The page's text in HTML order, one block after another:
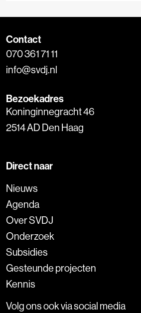
Contact
070 361 71 11
info@svdj.nl
Bezoekadres
Koninginnegracht 46
2514 AD Den Haag
Direct naar
Nieuws
Agenda
Over SVDJ
Onderzoek
Subsidies
Gesteunde projecten
Kennis
Volg ons ook via social media